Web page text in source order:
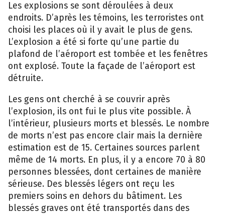
Les explosions se sont déroulées à deux
endroits. D’après les témoins, les terroristes ont
choisi les places où il y avait le plus de gens.
L’explosion a été si forte qu’une partie du
plafond de l’aéroport est tombée et les fenêtres
ont explosé. Toute la façade de l’aéroport est
détruite.
Les gens ont cherché à se couvrir après
l’explosion, ils ont fui le plus vite possible. À
l’intérieur, plusieurs morts et blessés. Le nombre
de morts n’est pas encore clair mais la dernière
estimation est de 15. Certaines sources parlent
même de 14 morts. En plus, il y a encore 70 à 80
personnes blessées, dont certaines de manière
sérieuse. Des blessés légers ont reçu les
premiers soins en dehors du bâtiment. Les
blessés graves ont été transportés dans des